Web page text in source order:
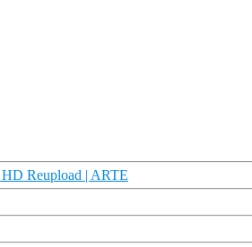
Reupload | ARTE